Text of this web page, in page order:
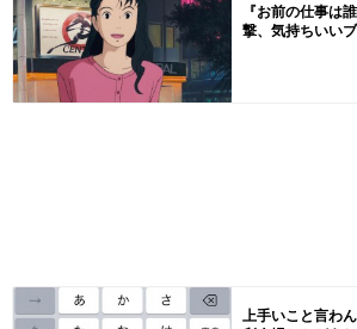
『お前の仕事は
撃、気持ちいい
上手いこと言わ